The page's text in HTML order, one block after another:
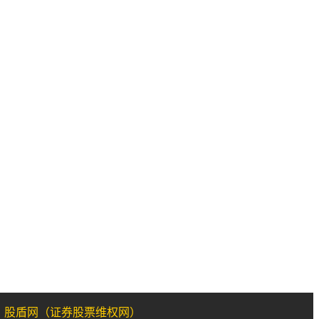
盾网（证券股票维权网）